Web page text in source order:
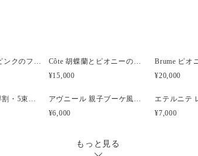
アーティフィシャル
枯れない花 / 水やり不
数量限定 / 予約販売
Brume オレンジピンクのフープブーケ
Côte 胡蝶蘭とピオニーのキャスケードブーケ｜ピンク×ホワイト
¥15,000
¥20,000
3/31まで母の日早割・5束限定 ピオニーのアーティフィシャルフラワーブーケ Merci Élégantメルシーエレガン
アヴニール 親子ブーケ風ガラスボトル アーティフィシャルフラワー
¥6,000
¥7,000
もっと見る